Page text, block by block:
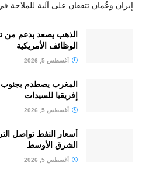
إيران وعُمان تتفقان على آلية
الذهب يصعد بدعم من
الوظائف الأمريكية
أغسطس 5, 2026
المغرب يصطدم بجنوب
إفريقيا للسيدات
أغسطس 5, 2026
أسعار النفط تواصل
الشرق الأوسط
أغسطس 5, 2026